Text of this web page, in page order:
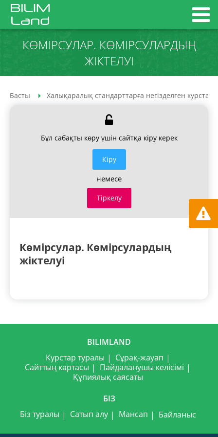
КӨМІРСУЛАР. КӨМІРСУЛАРДЫҢ
ЖІКТЕЛУІ
Басты Халықаралық стандарттарға негізделген курстар
Бұл сабақты көру үшін сайтқа кіру керек
Кiру
немесе
Тіркелу
Көмірсулар. Көмірсулардың
жіктелуі
BILIMLAND
Курстар туралы
Сұрақ-жауап
Сайттың картасы
Пайдаланушы келісімі
Құпиялық саясаты
БІЗ
Біз туралы
Сатып алу Мансап Байланыс